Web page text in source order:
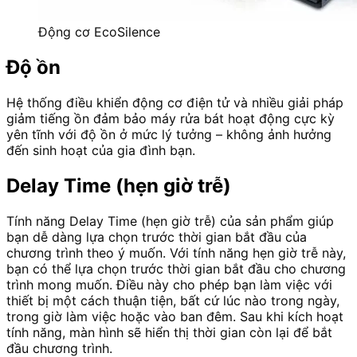
Động cơ EcoSilence
Độ ồn
Hệ thống điều khiển động cơ điện tử và nhiều giải pháp
giảm tiếng ồn đảm bảo máy rửa bát hoạt động cực kỳ
yên tĩnh với độ ồn ở mức lý tưởng – không ảnh hưởng
đến sinh hoạt của gia đình bạn.
Delay Time (hẹn giờ trễ)
Tính năng Delay Time (hẹn giờ trễ) của sản phẩm giúp
bạn dễ dàng lựa chọn trước thời gian bắt đầu của
chương trình theo ý muốn. Với tính năng hẹn giờ trễ này,
bạn có thể lựa chọn trước thời gian bắt đầu cho chương
trình mong muốn. Điều này cho phép bạn làm việc với
thiết bị một cách thuận tiện, bất cứ lúc nào trong ngày,
trong giờ làm việc hoặc vào ban đêm. Sau khi kích hoạt
tính năng, màn hình sẽ hiển thị thời gian còn lại để bắt
đầu chương trình.